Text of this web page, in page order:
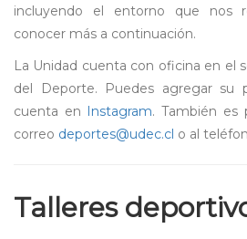
incluyendo el entorno que nos
conocer más a continuación.
La Unidad cuenta con oficina en el
del Deporte. Puedes agregar su
cuenta en Instagram. También es
correo deportes@udec.cl o al
Talleres